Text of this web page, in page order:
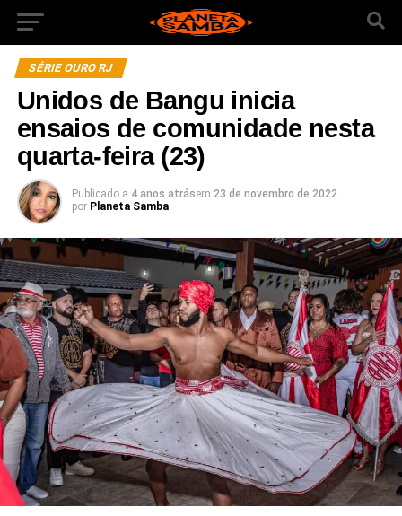
SÉRIE OURO RJ
Unidos de Bangu inicia
ensaios de comunidade nesta
quarta-feira (23)
Publicado a 4 anos atrásem 23 de novembro de 2022
por Planeta Samba